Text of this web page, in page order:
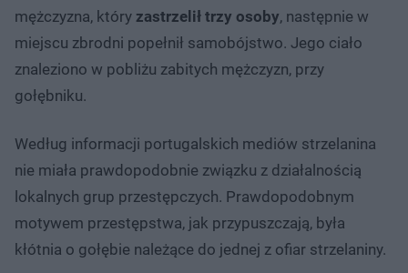
mężczyzna, który zastrzelił trzy osoby, następnie w
miejscu zbrodni popełnił samobójstwo. Jego ciało
znaleziono w pobliżu zabitych mężczyzn, przy
gołębniku.
Według informacji portugalskich mediów strzelanina
nie miała prawdopodobnie związku z działalnością
lokalnych grup przestępczych. Prawdopodobnym
motywem przestępstwa, jak przypuszczają, była
kłótnia o gołębie należące do jednej z ofiar strzelaniny.